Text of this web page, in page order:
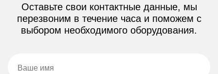
Оставьте свои контактные данные, мы
перезвоним в течение часа и поможем с
выбором необходимого оборудования.